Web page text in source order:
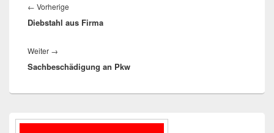
← Vorherige
Beitrag:
Diebstahl aus Firma
Weiter →
Beitrag:
Sachbeschädigung an Pkw
Primärer